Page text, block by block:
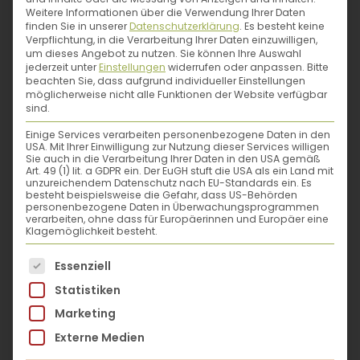
Kurt Bracharz
Kurt Bracharz, geboren 1947, lebt als
Schriftsteller, Kinderbuchautor und
Weitere Informationen über die Verwendung Ihrer Daten
finden Sie in unsererDatenschutzerklärung. Es besteht keine
Verpflichtung, in die Verarbeitung Ihrer Daten einzuwilligen,
um dieses Angebot zu nutzen. Sie können Ihre Auswahl
jederzeit unterEinstellungen widerrufen oder anpassen. Bitte
beachten Sie, dass aufgrund individueller Einstellungen
möglicherweise nicht alle Funktionen der Website verfügbar
sind.
Einige Services verarbeiten personenbezogene Daten in den
USA. Mit Ihrer Einwilligung zur Nutzung dieser Services willigen
Sie auch in die Verarbeitung Ihrer Daten in den USA gemäß
Art. 49 (1) lit. a GDPR ein. Der EuGH stuft die USA als ein Land mit
unzureichendem Datenschutz nach EU-Standards ein. Es
besteht beispielsweise die Gefahr, dass US-Behörden
personenbezogene Daten in Überwachungsprogrammen
verarbeiten, ohne dass für Europäerinnen und Europäer eine
Klagemöglichkeit besteht.
Es folgt eine Liste der Service-Gruppen, für die
Essenziell
Statistiken
Marketing
Externe Medien